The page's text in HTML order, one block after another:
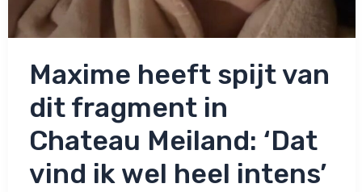
Maxime heeft spijt van
dit fragment in
Chateau Meiland: ‘Dat
vind ik wel heel intens’